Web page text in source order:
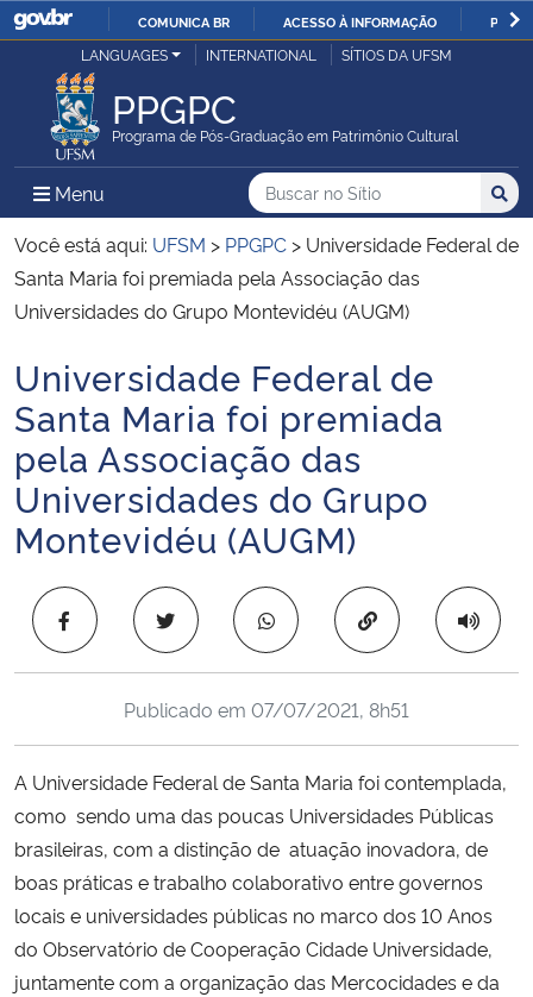
IR
COMUNICA BR ACESSO À INFORMAÇÃO
Ministério da Justiça e Segurança Pública
Ministério da Defesa
Ministério das Relações Exteriores
Ministério da Economia
Ministério da Infraestrutura
Ministério da Agricultura, Pecuária e Abastecimento
Ministério da Educação
Ministério da Cidadania
Ministério da Saúde
Ministério de Minas e Energia
Ministério da Ciência, Tecnologia, Inovações e Comunicações
Ministério do Meio Ambiente
Ministério do Desenvolvimento Regional
LANGUAGES INTERNATIONAL SÍTIOS DA UFSM
PPGPC
Programa de Pós-Graduação em Patrimônio Cultural
Menu Menu Principal do Sítio
Busca
Buscar no no Sítio
Busca:
Você está aqui: UFSM > PPGPC > Universidade Federal de
Santa Maria foi premiada pela Associação das
Universidades do Grupo Montevidéu (AUGM)
Início do conteúdo
Universidade Federal de
Santa Maria foi premiada
pela Associação das
Universidades do Grupo
Montevidéu (AUGM)
Copiar para área
Publicado em 07/07/2021, 8h51
A Universidade Federal de Santa Maria foi contemplada,
como sendo uma das poucas Universidades Públicas
brasileiras, com a distinção de atuação inovadora, de
boas práticas e trabalho colaborativo entre governos
locais e universidades públicas no marco dos 10 Anos
do Observatório de Cooperação Cidade Universidade,
juntamente com a organização das Mercocidades e da